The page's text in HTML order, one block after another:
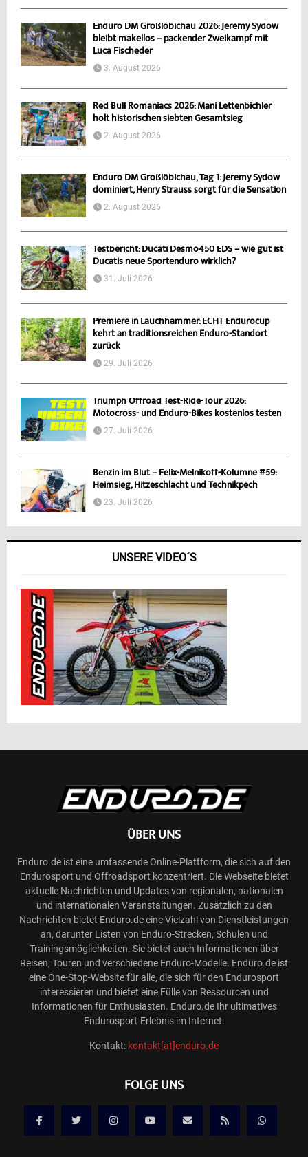
Enduro DM Großlöbichau 2026: Jeremy Sydow
bleibt makellos – packender Zweikampf mit
Luca Fischeder
3. August 2026
Red Bull Romaniacs 2026: Mani Lettenbichler
holt historischen siebten Gesamtsieg
2. August 2026
Enduro DM Großlöbichau, Tag 1: Jeremy Sydow
dominiert, Henry Strauss sorgt für die Sensation
2. August 2026
Testbericht: Ducati Desmo450 EDS – wie gut ist
Ducatis neue Sportenduro wirklich?
31. Juli 2026
Premiere in Lauchhammer: ECHT Endurocup
kehrt an traditionsreichen Enduro-Standort
zurück
29. Juli 2026
Triumph Offroad Test-Ride-Tour 2026:
Motocross- und Enduro-Bikes kostenlos testen
27. Juli 2026
Benzin im Blut – Felix-Melnikoff-Kolumne #59:
Heimsieg, Hitzeschlacht und Technikpech
23. Juli 2026
UNSERE VIDEO´S
ÜBER UNS
Enduro.de ist eine umfassende Online-Plattform, die sich auf den
Endurosport und Offroadsport konzentriert. Die Webseite bietet
aktuelle Nachrichten und Updates von regionalen, nationalen
und internationalen Veranstaltungen. Zusätzlich zu den
Nachrichten bietet Enduro.de eine Vielzahl von Dienstleistungen
an, darunter Listen von Enduro-Strecken, Schulen und
Trainingsmöglichkeiten. Sie bietet auch Informationen über
Reisen, Touren und verschiedene Enduro-Modelle. Enduro.de ist
eine One-Stop-Website für alle, die sich für den Endurosport
interessieren und bietet eine Fülle von Ressourcen und
Informationen für Enthusiasten. Enduro.de Ihr ultimatives
Endurosport-Erlebnis im Internet.
Kontakt: kontakt[at]enduro.de
FOLGE UNS